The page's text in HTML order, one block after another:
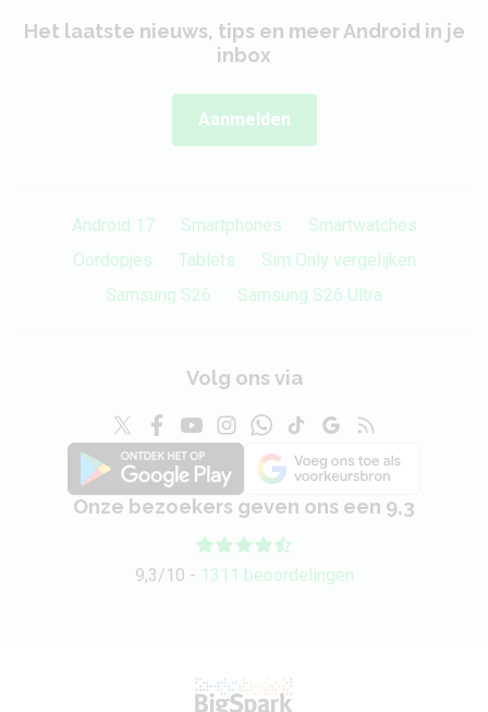
Het laatste nieuws, tips en meer Android in je
inbox
Aanmelden
Android 17 Smartphones
Smartwatches
Oordopjes
Tablets
Sim Only vergelijken
Samsung S26
Samsung S26 Ultra
Volg ons via
Onze bezoekers geven ons een 9,3
9,3/10 - 1311 beoordelingen